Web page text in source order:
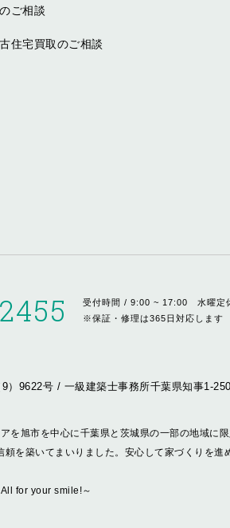
ご相談
住宅買取のご相談
受付時間 / 9:00 ~ 17:00 水曜定
※保証・修理は365日対応します
）9622号 / 一級建築士事務所千葉県知事1-
を旭市を中心に千葉県と茨城県の一部の地域
を築いてまいりました。安心して家づくりを
All for your smile!～